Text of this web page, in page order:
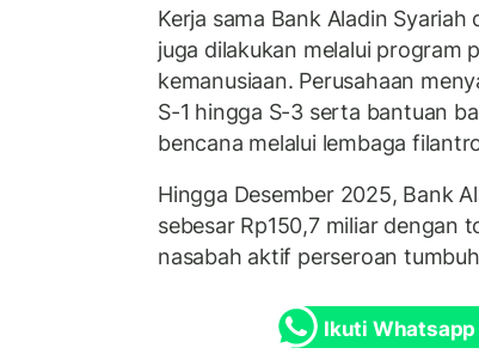
Kerja sama Bank Aladin
juga dilakukan melalui program
kemanusiaan. Perusahaan
S-1 hingga S-3 serta bantuan
bencana melalui lembaga
Hingga Desember 2025, Bank
sebesar Rp150,7 miliar dengan
nasabah aktif perseroan
Ikuti Whatsapp